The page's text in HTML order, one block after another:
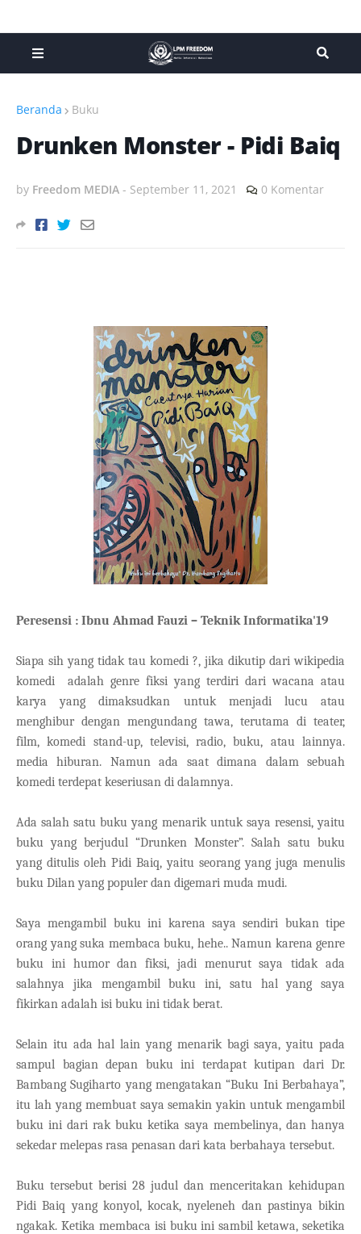
Beranda Buku
Drunken Monster - Pidi Baiq
by Freedom MEDIA - September 11, 2021 0 Komentar
Peresensi : Ibnu Ahmad Fauzi – Teknik Informatika'19
Siapa sih yang tidak tau komedi ?, jika dikutip dari wikipedia
komedi
adalah genre fiksi yang terdiri dari wacana atau
karya yang dimaksudkan untuk menjadi lucu atau
menghibur dengan mengundang tawa, terutama di teater,
film, komedi stand-up, televisi, radio, buku, atau lainnya.
media hiburan. Namun ada saat dimana dalam sebuah
komedi terdepat keseriusan di dalamnya.
Ada salah satu buku yang menarik untuk saya resensi, yaitu
buku yang berjudul “Drunken Monster”. Salah satu buku
yang ditulis oleh Pidi Baiq, yaitu seorang yang juga menulis
buku Dilan yang populer dan digemari muda mudi.
Saya mengambil buku ini karena saya sendiri bukan tipe
orang yang suka membaca buku, hehe.. Namun karena genre
buku ini humor dan fiksi, jadi menurut saya tidak ada
salahnya jika mengambil buku ini, satu hal yang saya
fikirkan adalah isi buku ini tidak berat.
Selain itu ada hal lain yang menarik bagi saya, yaitu pada
sampul bagian depan buku ini terdapat kutipan dari Dr.
Bambang Sugiharto yang mengatakan “Buku Ini Berbahaya”,
itu lah yang membuat saya semakin yakin untuk mengambil
buku ini dari rak buku ketika saya membelinya, dan hanya
sekedar melepas rasa penasan dari kata berbahaya tersebut.
Buku tersebut berisi 28 judul dan menceritakan kehidupan
Pidi Baiq yang konyol, kocak, nyeleneh dan pastinya bikin
ngakak. Ketika membaca isi buku ini sambil ketawa, seketika